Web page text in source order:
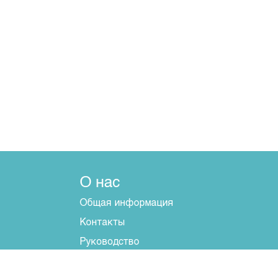
О нас
Общая информация
Контакты
Руководство